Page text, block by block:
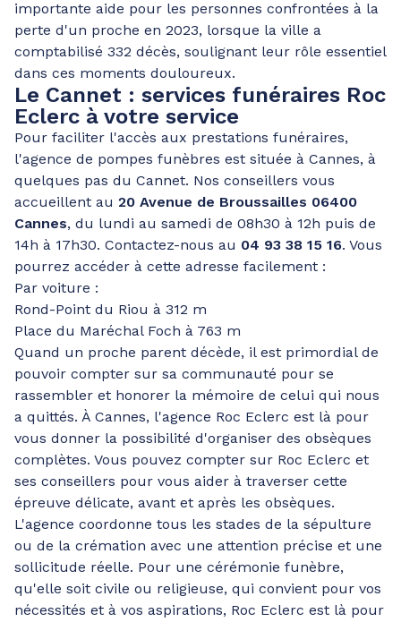
importante aide pour les personnes confrontées à la
perte d'un proche en 2023, lorsque la ville a
comptabilisé 332 décès, soulignant leur rôle essentiel
dans ces moments douloureux.
Le Cannet : services funéraires Roc
Eclerc à votre service
Pour faciliter l'accès aux prestations funéraires,
l'agence de pompes funèbres est située à Cannes, à
quelques pas du Cannet. Nos conseillers vous
accueillent au 20 Avenue de Broussailles 06400
Cannes, du lundi au samedi de 08h30 à 12h puis de
14h à 17h30. Contactez-nous au 04 93 38 15 16. Vous
pourrez accéder à cette adresse facilement :
Par voiture :
Rond-Point du Riou à 312 m
Place du Maréchal Foch à 763 m
Quand un proche parent décède, il est primordial de
pouvoir compter sur sa communauté pour se
rassembler et honorer la mémoire de celui qui nous
a quittés. À Cannes, l'agence Roc Eclerc est là pour
vous donner la possibilité d'organiser des obsèques
complètes. Vous pouvez compter sur Roc Eclerc et
ses conseillers pour vous aider à traverser cette
épreuve délicate, avant et après les obsèques.
L'agence coordonne tous les stades de la sépulture
ou de la crémation avec une attention précise et une
sollicitude réelle. Pour une cérémonie funèbre,
qu'elle soit civile ou religieuse, qui convient pour vos
nécessités et à vos aspirations, Roc Eclerc est là pour